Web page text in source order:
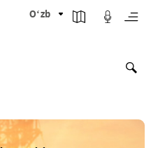
O‘zb